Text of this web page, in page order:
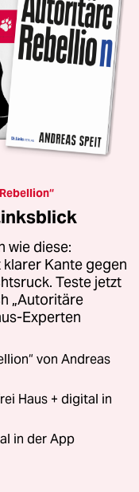
wie diese:
Kante gegen
Teste jetzt
„Autoritäre
Experten
von Andreas
Haus + digital in
in der App